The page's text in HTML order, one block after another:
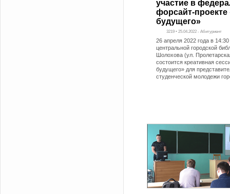
участие в
форсайт-проекте
будущего»
3219 • 25.04.2022 - Абитуриент
26 апреля 2022 года в 14:30
центральной городской
Шолохова (ул.
состоится креативная
будущего» для
студенческой молодежи